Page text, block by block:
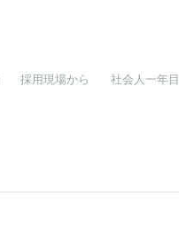
採用現場から 社会人一年目